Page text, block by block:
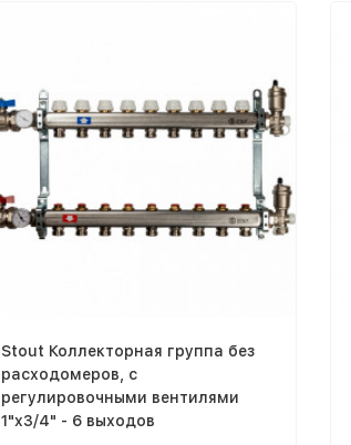
Stout Коллекторная группа без
расходомеров, с
регулировочными вентилями
1"x3/4" - 6 выходов